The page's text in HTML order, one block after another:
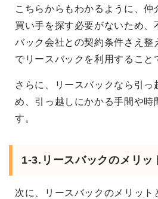
こちらからもわかるように、仲
買い手を探す必要がないため、
バック会社との契約条件さえ整
でリースバックを利用すること
さらに、リースバックなら引っ
め、引っ越しにかかる手間や時
す。
1-3.リースバックのメリッ
次に、リースバックのメリット